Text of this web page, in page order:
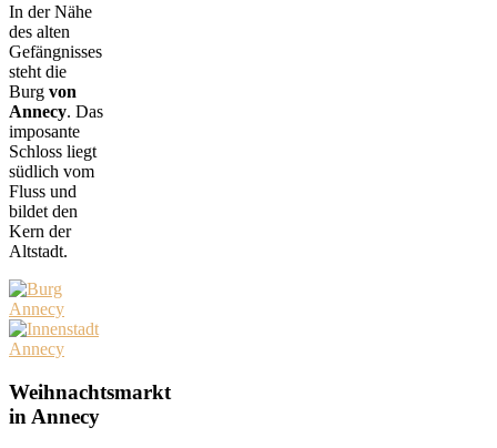
In der Nähe
des alten
Gefängnisses
steht die
Burg von
Annecy. Das
imposante
Schloss liegt
südlich vom
Fluss und
bildet den
Kern der
Altstadt.
Weihnachtsmarkt
in Annecy